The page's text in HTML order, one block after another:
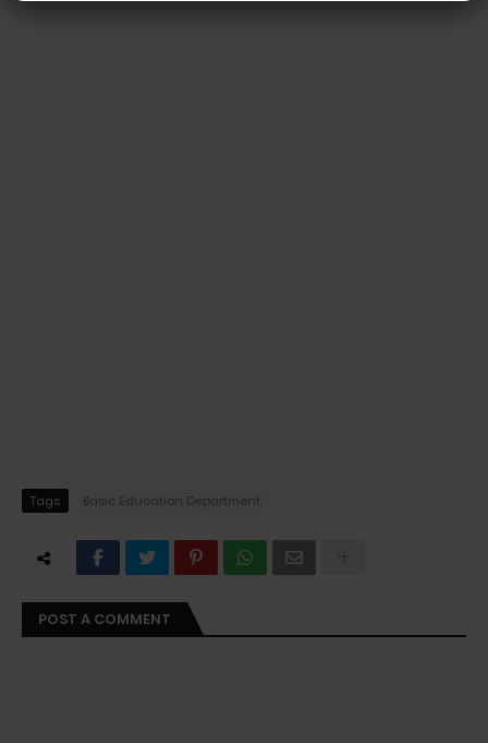
Tags Basic Education Department
POST A COMMENT